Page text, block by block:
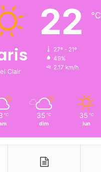
Clair
22 ℃
27º - 21º
49%
2.17 km/h
℃ 35 ℃
dim
35 ℃
lun